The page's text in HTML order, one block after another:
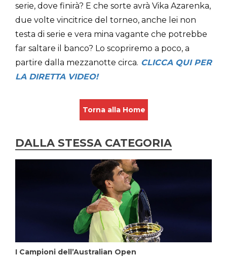
serie, dove finirà? E che sorte avrà Vika Azarenka,
due volte vincitrice del torneo, anche lei non
testa di serie e vera mina vagante che potrebbe
far saltare il banco? Lo scopriremo a poco, a
partire dalla mezzanotte circa. CLICCA QUI PER
LA DIRETTA VIDEO!
Torna alla Home
DALLA STESSA CATEGORIA
I Campioni dell’Australian Open